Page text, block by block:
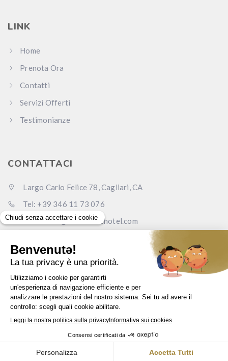
LINK
Home
Prenota Ora
Contatti
Servizi Offerti
Testimonianze
CONTATTACI
Largo Carlo Felice 78, Cagliari, CA
Tel: +39 346 11 73 076
Email: info@carlofelicehotel.com
www.carlofelicehotel.com
Italiano
© Largo Carlo Felice Srl - P.I. 0373
3850